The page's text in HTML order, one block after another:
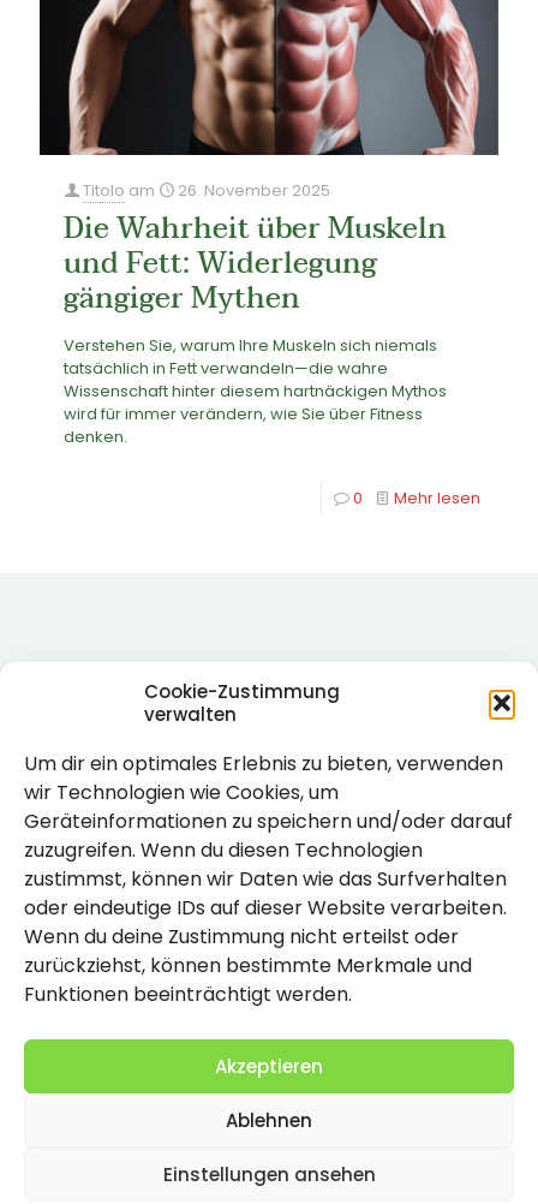
Cookie-Zustimmung
verwalten
Um dir ein optimales Erlebnis zu bieten, verwenden
wir Technologien wie Cookies, um
Geräteinformationen zu speichern und/oder darauf
zuzugreifen. Wenn du diesen Technologien
zustimmst, können wir Daten wie das Surfverhalten
oder eindeutige IDs auf dieser Website verarbeiten.
Wenn du deine Zustimmung nicht erteilst oder
zurückziehst, können bestimmte Merkmale und
Funktionen beeinträchtigt werden.
Akzeptieren
Ablehnen
Einstellungen ansehen
Titolo am 26. November 2025
Die Wahrheit über Muskeln
und Fett: Widerlegung
gängiger Mythen
Verstehen Sie, warum Ihre Muskeln sich niemals
tatsächlich in Fett verwandeln—die wahre
Wissenschaft hinter diesem hartnäckigen Mythos
wird für immer verändern, wie Sie über Fitness
denken.
0 Mehr lesen
Rechtlich
Impressum
Datenschutzerklärung
Cookie-Richtlinie (EU)